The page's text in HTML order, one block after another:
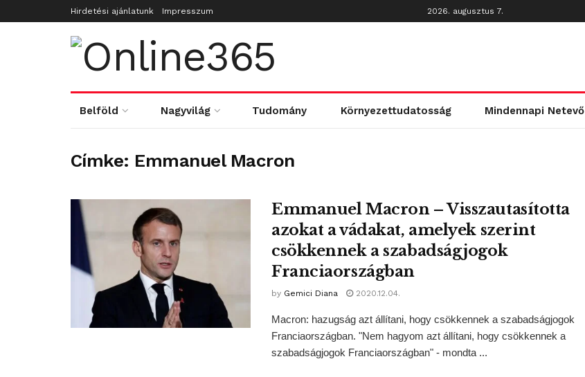
Hirdetési ajánlatunk Impresszum 2026. augusztus 7.
Belföld Nagyvilág Tudomány Környezettudatosság Mindennapi Netevő
Címke: Emmanuel Macron
Emmanuel Macron – Visszautasította
azokat a vádakat, amelyek szerint
csökkennek a szabadságjogok
Franciaországban
by Gemici Diana 2020.12.04.
Macron: hazugság azt állítani, hogy csökkennek a szabadságjogok
Franciaországban. "Nem hagyom azt állítani, hogy csökkennek a
szabadságjogok Franciaországban" - mondta ...